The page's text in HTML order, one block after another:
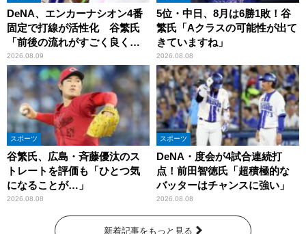
DeNA、エンカーナシオン4番
固定で打線が活性化 谷繁氏
「前後の流れがすごく良くな
りましたね」
2026.08.09
5位・中日、8月は6勝1敗！谷
繁氏「Aクラスの可能性が出て
きていますね」
2026.08.08
スポーツ
谷繁氏、広島・斉藤優汰のス
トレートを評価も「ひとつ気
になることが…」
2026.08.08
スポーツ
DeNA・度会が4試合連続打
点！前田智徳氏「超積極的な
バッターはチャンスに強い」
2026.08.08
新着記事をもっと見る